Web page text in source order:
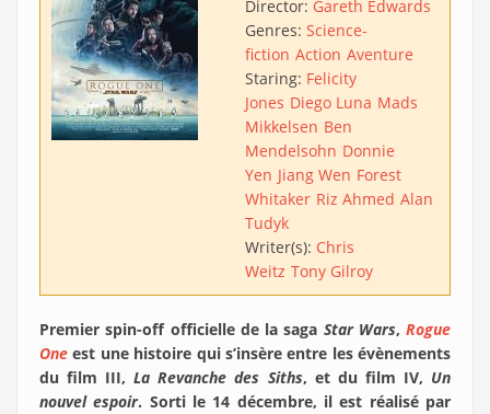
Director: Gareth Edwards
Genres: Science-
fiction Action Aventure
Staring: Felicity
Jones Diego Luna Mads
Mikkelsen Ben
Mendelsohn Donnie
Yen Jiang Wen Forest
Whitaker Riz Ahmed Alan
Tudyk
Writer(s): Chris
Weitz Tony Gilroy
Premier spin-off officielle de la saga Star Wars, Rogue
One est une histoire qui s’insère entre les évènements
du film III,La Revanche des Siths, et du film IV, Un
nouvel espoir. Sorti le 14 décembre, il est réalisé par